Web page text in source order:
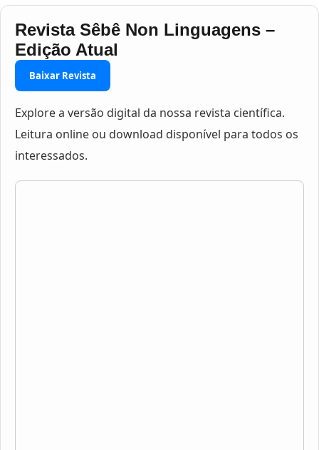
Revista Sêbê Non Linguagens –
Edição Atual
Baixar Revista
Explore a versão digital da nossa revista científica.
Leitura online ou download disponível para todos os
interessados.